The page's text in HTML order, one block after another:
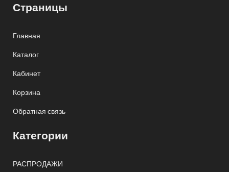
Страницы
Главная
Каталог
Кабинет
Корзина
Обратная связь
Категории
РАСПРОДАЖИ